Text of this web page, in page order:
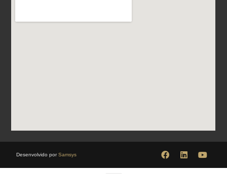
Desenvolvido porSamsys